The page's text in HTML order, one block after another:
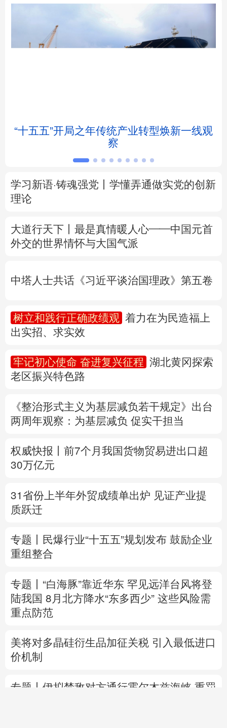
地方频道
四川
陕西 甘肃 青海 宁夏
新疆 内蒙古 黑龙江
English Español Français عربى
Deutsch Português
“十五五”开局之年传统产业转型焕新一线观
察
学习新语·铸魂强党丨学懂弄通做实党的创新
理论
大道行天下丨最是真情暖人心——中国元首
外交的世界情怀与大国气派
中塔人士共话《习近平谈治国理政》第五卷
树立和践行正确政绩观
着力在为民造福上
出实招、求实效
牢记初心使命 奋进复兴征程 湖北黄冈探索
老区振兴特色路
《整治形式主义为基层减负若干规定》出台
两周年观察 ：为基层减负 促实干担当
权威快报丨前7个月我国货物贸易进出口超
30万亿元
31省份上半年外贸成绩单出炉 见证产业提
质跃迁
专题丨
民爆行业“十五五”规划发布 鼓励企业
重组整合
专题丨 “白海豚”靠近华东 罕见远洋台风将登
陆我国 8月北方降水“东多西少” 这些风险需
重点防范
美将对多晶硅衍生品加征关税 引入最低进口
价机制
专题丨 伊拟禁敌对方通行霍尔木兹海峡 重罚